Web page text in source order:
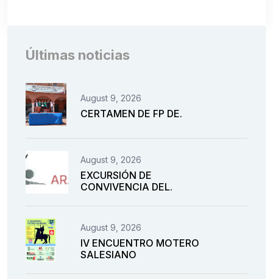
Últimas noticias
August 9, 2026
CERTAMEN DE FP DE.
August 9, 2026
EXCURSIÓN DE
CONVIVENCIA DEL.
August 9, 2026
IV ENCUENTRO MOTERO
SALESIANO